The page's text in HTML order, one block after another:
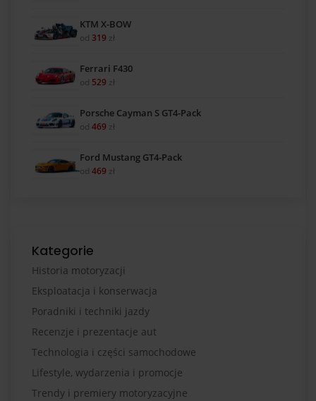
KTM X-BOW
od 319 zł
Ferrari F430
od 529 zł
Porsche Cayman S GT4-Pack
od 469 zł
Ford Mustang GT4-Pack
od 469 zł
Kategorie
Historia motoryzacji
Eksploatacja i konserwacja
Poradniki i techniki jazdy
Recenzje i prezentacje aut
Technologia i części samochodowe
Lifestyle, wydarzenia i promocje
Trendy i premiery motoryzacyjne